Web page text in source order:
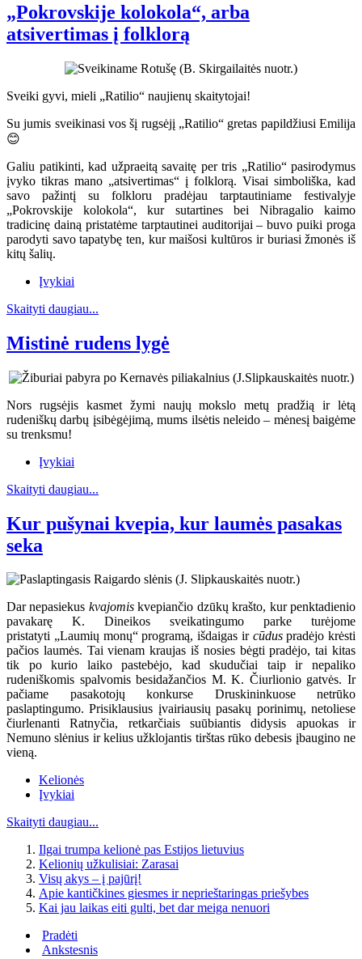
„Pokrovskije kolokola“, arba
atsivertimas į folklorą
Sveiki gyvi, mieli „Ratilio“ naujienų skaitytojai!
Su jumis sveikinasi vos šį rugsėjį „Ratilio“ gretas papildžiusi Emilija
😊
Galiu patikinti, kad užpraeitą savaitę per tris „Ratilio“ pasirodymus
įvyko tikras mano „atsivertimas“ į folklorą. Visai simboliška, kad
savo pažintį su folkloru pradėjau tarptautiniame festivalyje
„Pokrovskije kolokola“, kur sutartines bei Nibragalio kaimo
tradicinę dainą pristatėme tarptautinei auditorijai – buvo puiki proga
parodyti savo tapatybę ten, kur maišosi kultūros ir buriasi žmonės iš
kitų šalių.
Įvykiai
Skaityti daugiau...
Mistinė rudens lygė
Nors rugsėjis kasmet žymi naujų mokslo metų pradžią ir lėtą
rudeniškų darbų įsibėgėjimą, mums ilsėtis neleido – mėnesį baigėme
su trenksmu!
Įvykiai
Skaityti daugiau...
Kur pušynai kvepia, kur laumės pasakas
seka
Dar nepasiekus kvajomiskvepiančio dzūkų krašto, kur penktadienio
pavakarę K. Dineikos sveikatingumo parke turėjome
pristatyti „Laumių monų“ programą, išdaigas ir cūduspradėjo krėsti
pačios laumės. Tai vienam kraujas iš nosies bėgti pradėjo, tai kitas
tik po kurio laiko pastebėjo, kad skudučiai taip ir nepaliko
rudeniškomis spalvomis besidažančios M. K. Čiurlionio gatvės. Ir
pačiame pasakotojų konkurse Druskininkuose netrūko
paslaptingumo. Prisiklausius įvairiausių pasakų porinimų, netoliese
čiurlenanti Ratnyčia, retkarčiais suūbiantis didysis apuokas ir
Nemuno slėnius ir kelius užklojantis tirštas rūko debesis įbaugino ne
vieną.
Kelionės
Įvykiai
Skaityti daugiau...
Ilgai trumpa kelionė pas Estijos lietuvius
Kelionių užkulisiai: Zarasai
Visų akys – į pajūrį!
Apie kantičkines giesmes ir neprieštaringas priešybes
Kai jau laikas eiti gulti, bet dar meiga nenuori
Pradėti
Ankstesnis